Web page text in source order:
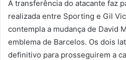
A transferência do atacante faz
realizada entre Sporting e Gil
contempla a mudança de David
emblema de Barcelos. Os dois
definitivo para prosseguirem a